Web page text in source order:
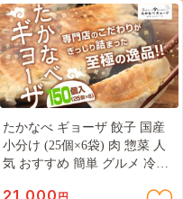
たかなべ ギョーザ 餃子 国産
小分け (25個×6袋) 肉 惣菜 人
気 おすすめ 簡単 グルメ 冷凍
21,000